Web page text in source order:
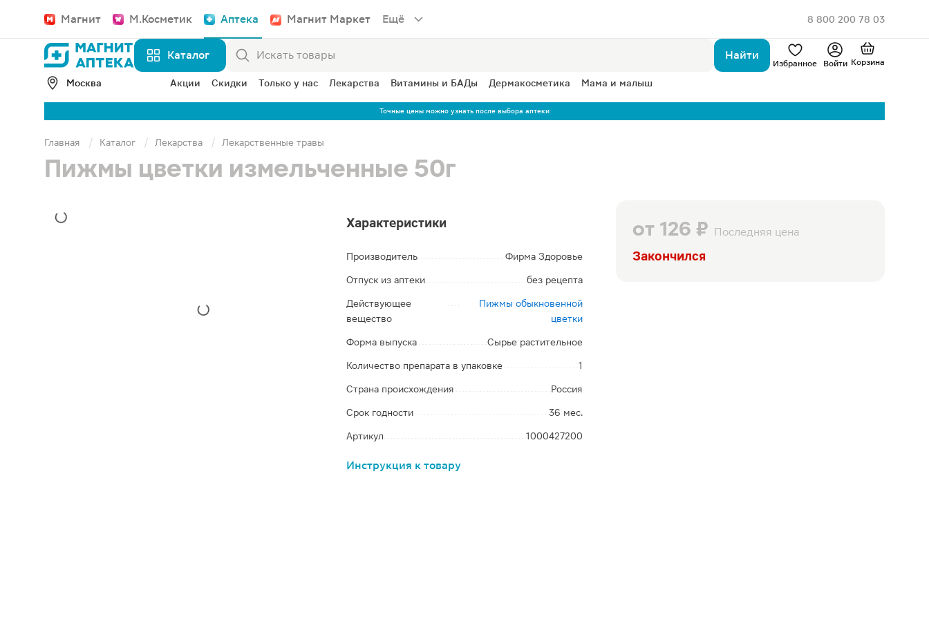
Магнит М.Косметик Аптека Магнит Маркет Ещё 8 800 200 78 03
Каталог Найти
Избранное Войти Корзина
Москва Акции Скидки Только у нас Лекарства Витамины и БАДы Дермакосметика Мама и малыш
Точные цены можно узнать после выбора аптеки
Главная Каталог Лекарства Лекарственные травы
Пижмы цветки измельченные 50г
от 126 ₽ Последняя цена
Закончился
Характеристики
Производитель Фирма Здоровье
Отпуск из аптеки без рецепта
Действующее
вещество
Пижмы обыкновенной
цветки
Форма выпуска Сырье растительное
Количество препарата в упаковке 1
Страна происхождения Россия
Срок годности 36 мес.
Артикул 1000427200
Инструкция к товару